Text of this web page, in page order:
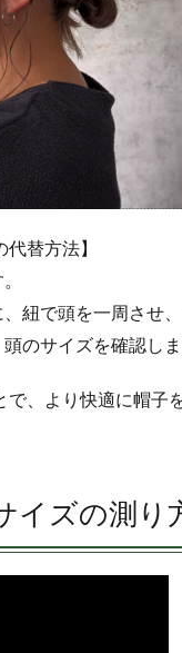
替方法】
紐で頭を一周させ
のサイズを確認しま
で、より快適に帽子
イズの測り